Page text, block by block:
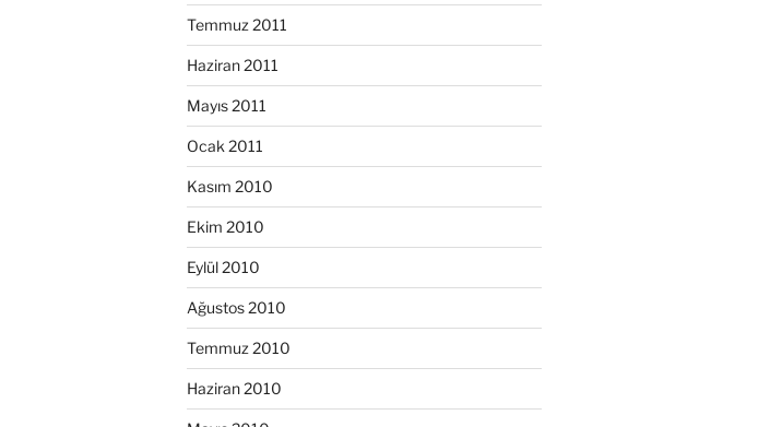
Temmuz 2011
Haziran 2011
Mayıs 2011
Ocak 2011
Kasım 2010
Ekim 2010
Eylül 2010
Ağustos 2010
Temmuz 2010
Haziran 2010